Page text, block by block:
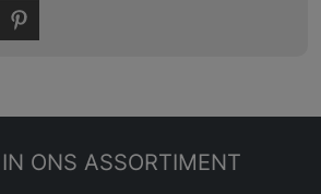
IN ONS ASSORTIMENT